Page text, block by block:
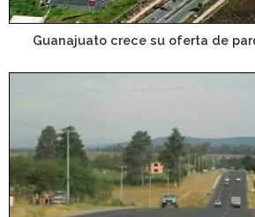
Guanajuato crece su oferta de